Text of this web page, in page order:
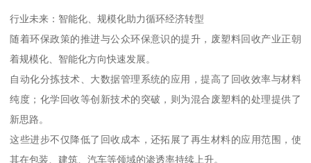
行业未来：智能化、规模化助力循环经济转型
随着环保政策的推进与公众环保意识的提升，废塑料回收产业正朝
着规模化、智能化方向快速发展。
自动化分拣技术、大数据管理系统的应用，提高了回收效率与材料
纯度；化学回收等创新技术的突破，则为混合废塑料的处理提供了
新思路。
这些进步不仅降低了回收成本，还拓展了再生材料的应用范围，使
其在包装、建筑、汽车等领域的渗透率持续上升。